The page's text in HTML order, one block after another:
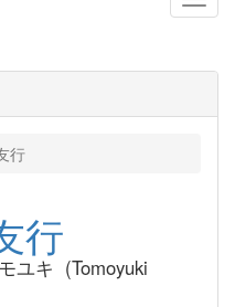
行
行
ユキ (Tomoyuki